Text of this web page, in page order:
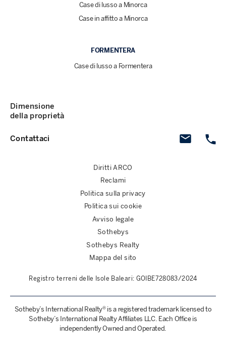
Case di lusso a Minorca
Case in affitto a Minorca
FORMENTERA
Case di lusso a Formentera
Contattaci
Dimensione
della proprietà
Diritti ARCO
Reclami
Politica sulla privacy
Politica sui cookie
Avviso legale
Sothebys
Sothebys Realty
Mappa del sito
Registro terreni delle Isole Baleari: GOIBE728083/2024
Sotheby’s International Realty® is a registered trademark licensed to
Sotheby’s International Realty Affiliates LLC. Each Office is
independently Owned and Operated.